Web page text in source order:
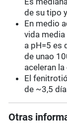
de su tipo
En medio
vida
a pH=5 es
de unao
aceleran
El
de ~3,5
Otras